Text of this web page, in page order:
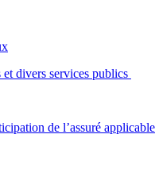
divers services publics
de l’assuré